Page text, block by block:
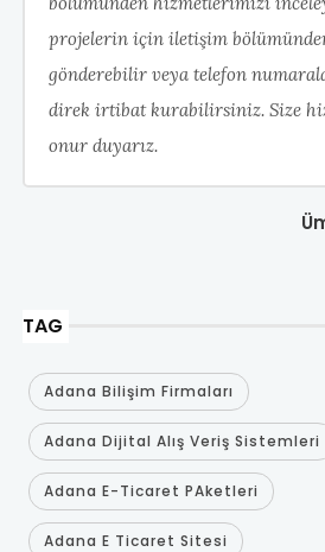
projelerin için iletişim
gönderebilir veya telefon
direk irtibat kurabilirsiniz. Size
onur duyarız.
TAG
Adana Bilişim Firmaları
Adana Dijital Alış Veriş Sistemleri
Adana E-Ticaret PAketleri
Adana E Ticaret Sitesi